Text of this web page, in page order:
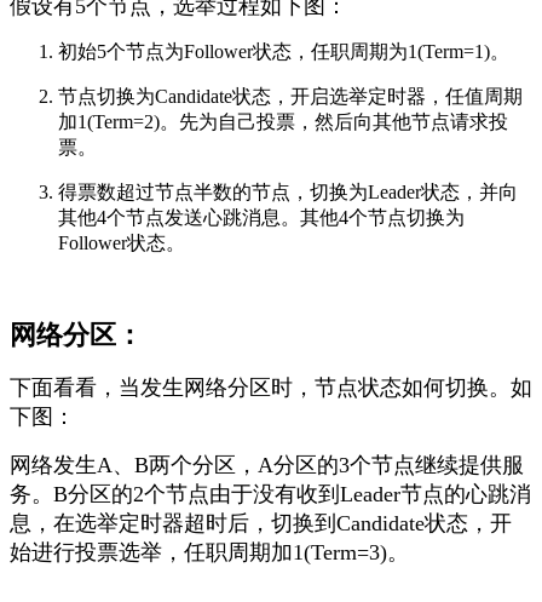
假设有5个节点，选举过程如下图：
初始5个节点为Follower状态，任职周期为1(Term=1)。
节点切换为Candidate状态，开启选举定时器，任值周期
加1(Term=2)。先为自己投票，然后向其他节点请求投
票。
得票数超过节点半数的节点，切换为Leader状态，并向
其他4个节点发送心跳消息。其他4个节点切换为
Follower状态。
网络分区：
下面看看，当发生网络分区时，节点状态如何切换。如
下图：
网络发生A、B两个分区，A分区的3个节点继续提供服
务。B分区的2个节点由于没有收到Leader节点的心跳消
息，在选举定时器超时后，切换到Candidate状态，开
始进行投票选举，任职周期加1(Term=3)。